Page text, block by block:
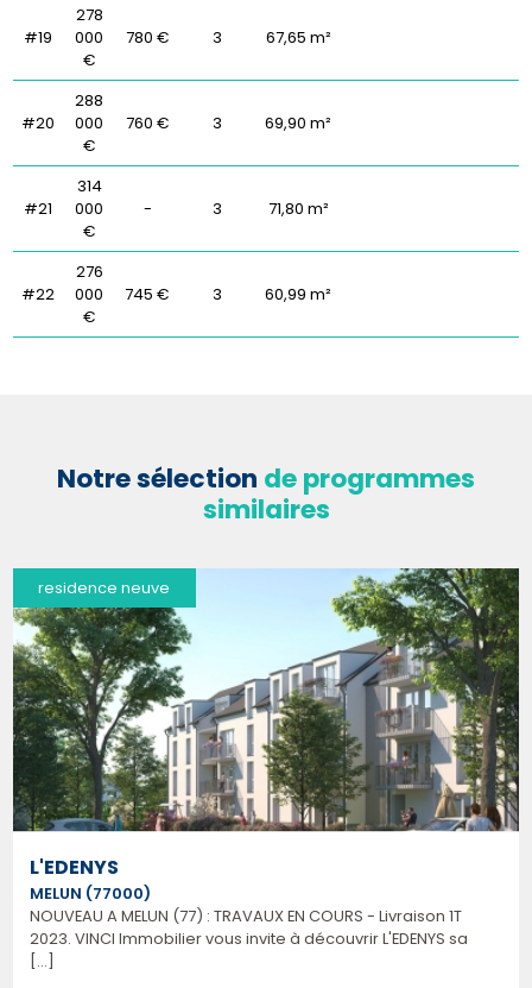
#19
278
000
€
780 € 3 67,65 m²
#20
288
000
€
760 € 3 69,90 m²
#21
314
000
€
- 3 71,80 m²
#22
276
000
€
745 € 3 60,99 m²
Notre sélection de programmes
similaires
residence neuve
L'EDENYS
MELUN (77000)
NOUVEAU A MELUN (77) : TRAVAUX EN COURS - Livraison 1T
2023. VINCI Immobilier vous invite à découvrir L'EDENYS sa
[...]